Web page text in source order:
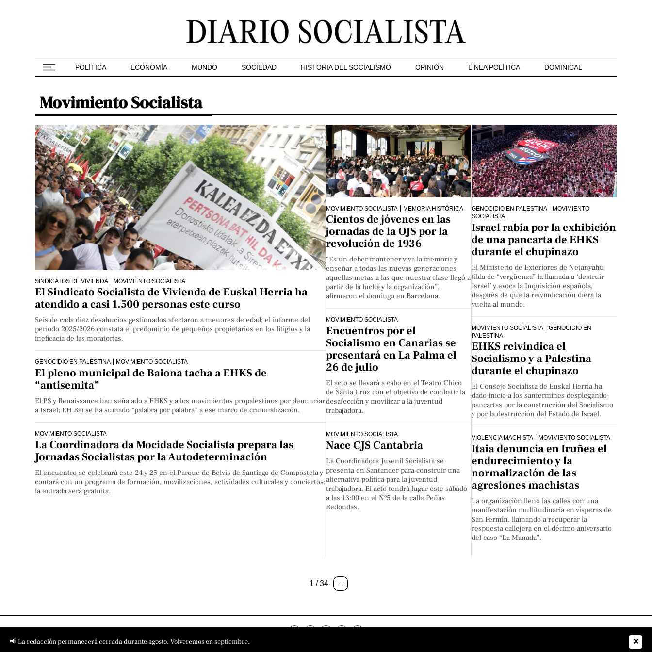
POLÍTICA ECONOMÍA MUNDO SOCIEDAD HISTORIA DEL SOCIALISMO OPINIÓN LÍNEA POLÍTICA DOMINICAL
Movimiento Socialista
SINDICATOS DE VIVIENDA MOVIMIENTO SOCIALISTA
El Sindicato Socialista de Vivienda de Euskal Herria ha
atendido a casi 1.500 personas este curso
Seis de cada diez desahucios gestionados afectaron a menores de edad; el informe del
periodo 2025/2026 constata el predominio de pequeños propietarios en los litigios y la
ineficacia de las moratorias.
GENOCIDIO EN PALESTINA MOVIMIENTO SOCIALISTA
El pleno municipal de Baiona tacha a EHKS de
“antisemita”
El PS y Renaissance han señalado a EHKS y a los movimientos propalestinos por denunciar
a Israel; EH Bai se ha sumado “palabra por palabra” a ese marco de criminalización.
MOVIMIENTO SOCIALISTA
La Coordinadora da Mocidade Socialista prepara las
Jornadas Socialistas por la Autodeterminación
El encuentro se celebrará este 24 y 25 en el Parque de Belvís de Santiago de Compostela y
contará con un programa de formación, movilizaciones, actividades culturales y conciertos;
la entrada será gratuita.
MOVIMIENTO SOCIALISTA MEMORIA HISTÓRICA
Cientos de jóvenes en las
jornadas de la OJS por la
revolución de 1936
“Es un deber mantener viva la memoria y
enseñar a todas las nuevas generaciones
aquellas metas a las que nuestra clase llegó a
partir de la lucha y la organización”,
afirmaron el domingo en Barcelona.
MOVIMIENTO SOCIALISTA
Encuentros por el
Socialismo en Canarias se
presentará en La Palma el
26 de julio
El acto se llevará a cabo en el Teatro Chico
de Santa Cruz con el objetivo de combatir la
desafección y movilizar a la juventud
trabajadora.
MOVIMIENTO SOCIALISTA
Nace CJS Cantabria
La Coordinadora Juvenil Socialista se
presenta en Santander para construir una
alternativa política para la juventud
trabajadora. El acto tendrá lugar este sábado
a las 13:00 en el Nº5 de la calle Peñas
Redondas.
GENOCIDIO EN PALESTINA
MOVIMIENTO
SOCIALISTA
Israel rabia por la exhibición
de una pancarta de EHKS
durante el chupinazo
El Ministerio de Exteriores de Netanyahu
tilda de “vergüenza” la llamada a ‘destruir
Israel’ y evoca la Inquisición española,
después de que la reivindicación diera la
vuelta al mundo.
MOVIMIENTO SOCIALISTA
GENOCIDIO EN
PALESTINA
EHKS reivindica el
Socialismo y a Palestina
durante el chupinazo
El Consejo Socialista de Euskal Herria ha
dado inicio a los sanfermines desplegando
pancartas por la construcción del Socialismo
y por la destrucción del Estado de Israel.
VIOLENCIA MACHISTA MOVIMIENTO SOCIALISTA
Itaia denuncia en Iruñea el
endurecimiento y la
normalización de las
agresiones machistas
La organización llenó las calles con una
manifestación multitudinaria en vísperas de
San Fermín, llamando a recuperar la
respuesta callejera en el décimo aniversario
del caso “La Manada”.
1 / 34 →
Contacto Aviso Legal
📢 La redacción permanecerá cerrada durante agosto. Volveremos en septiembre. ✕